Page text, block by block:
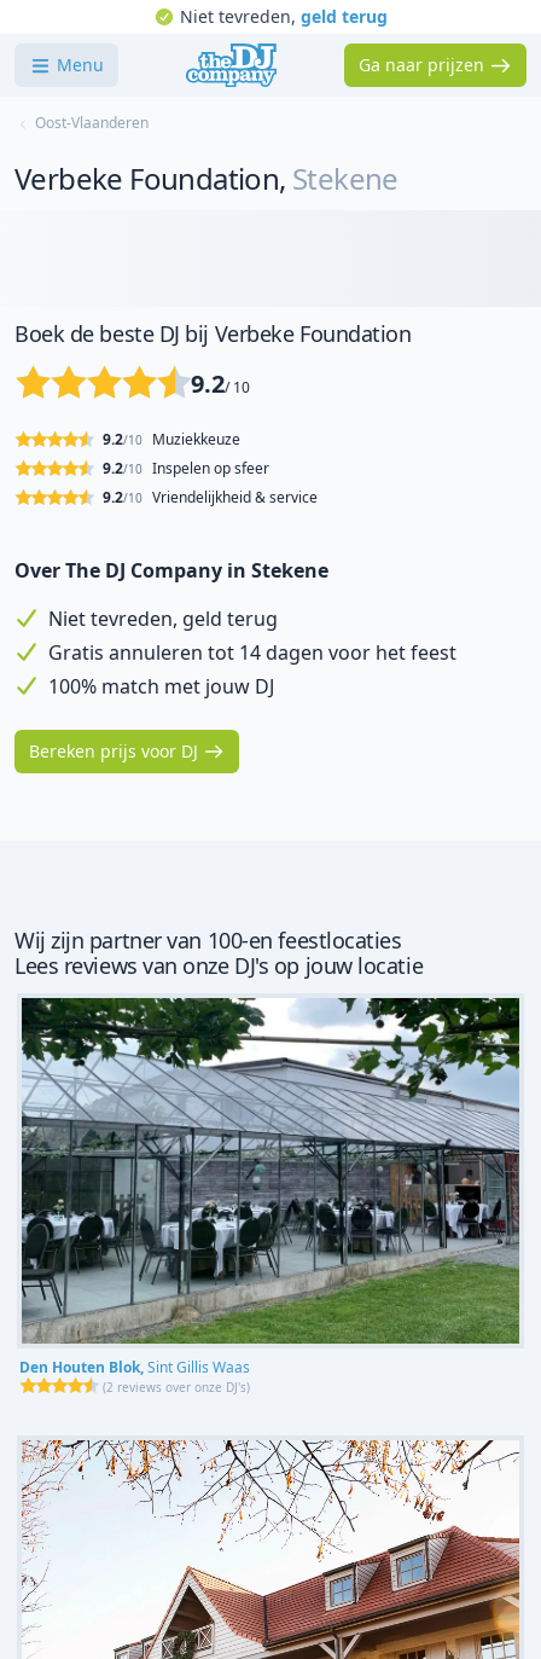
Niet tevreden, geld terug
Menu Ga naar prijzen
Oost-Vlaanderen
Verbeke Foundation, Stekene
Boek de beste DJ bij Verbeke Foundation
9.2/ 10
Muziekkeuze
9.2/10
Inspelen op sfeer
9.2/10
Vriendelijkheid & service
9.2/10
Over The DJ Company in Stekene
Niet tevreden, geld terug
Gratis annuleren tot 14 dagen voor het feest
100% match met jouw DJ
Bereken prijs voor DJ
Wij zijn partner van 100-en feestlocaties
Lees reviews van onze DJ's op jouw locatie
Den Houten Blok,Sint Gillis Waas
(2 reviews over onze DJ's)